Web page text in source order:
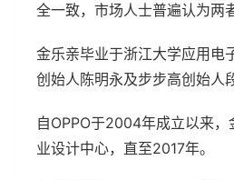
全一致，市场人士普遍认为两
金乐亲毕业于浙江大学应用电
创始人陈明永及步步高创始人
自OPPO于2004年成立以来，
业设计中心，直至2017年。